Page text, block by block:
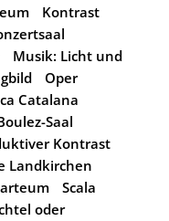
Kontrast
Musik: Licht und
Oper
Catalana
Saal
Kontrast
Landkirchen
Scala
oder